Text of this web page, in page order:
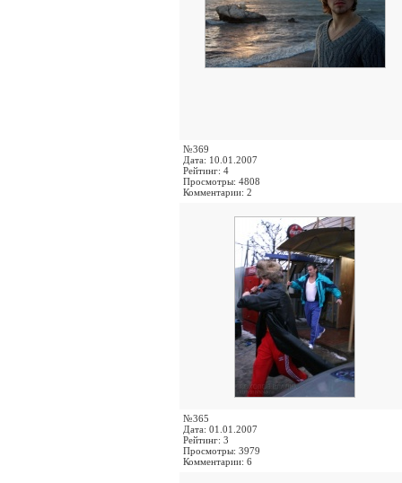
№369
Дата: 10.01.2007
Рейтинг: 4
Просмотры: 4808
Комментарии: 2
№365
Дата: 01.01.2007
Рейтинг: 3
Просмотры: 3979
Комментарии: 6